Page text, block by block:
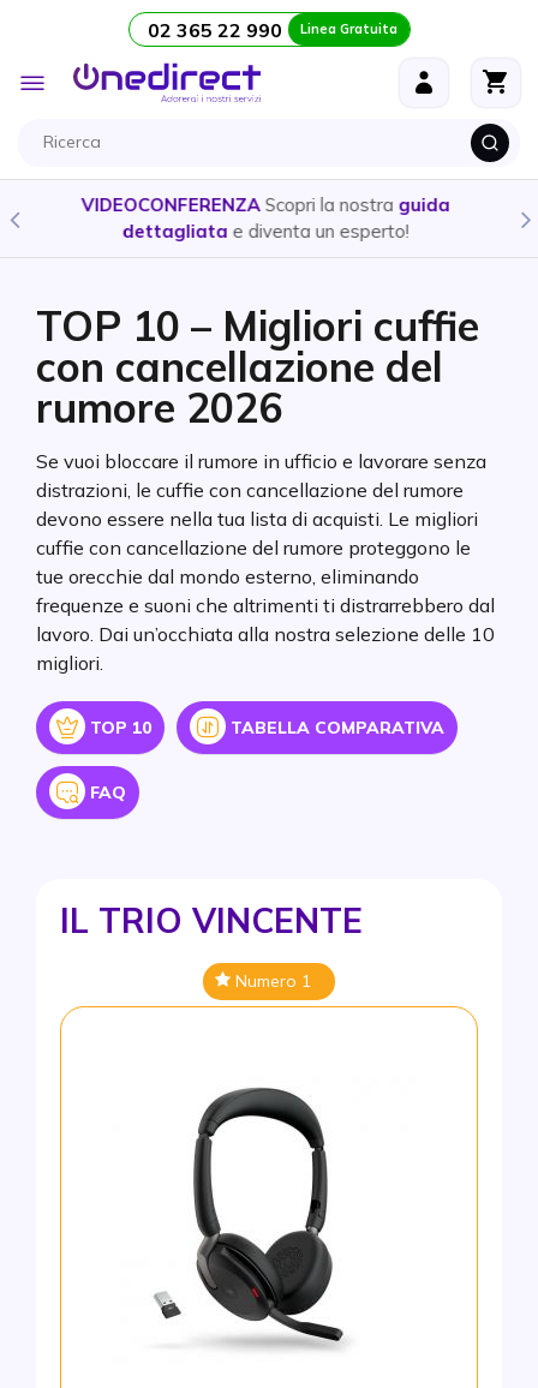
Salta al contenuto 02 365 22 990 Linea Gratuita
Toggle
Nav
CUFFIE E AURICOLARI- Ecco la guida per scegliere il
prodottopiù adatto alle tue esigenze
TOP 10 – Migliori cuffie
con cancellazione del
rumore 2026
Se vuoi bloccare il rumore in ufficio e lavorare senza
distrazioni, le cuffie con cancellazione del rumore
devono essere nella tua lista di acquisti. Le migliori
cuffie con cancellazione del rumore proteggono le
tue orecchie dal mondo esterno, eliminando
frequenze e suoni che altrimenti ti distrarrebbero dal
lavoro. Dai un’occhiata alla nostra selezione delle 10
migliori.
Icon
TOP 10 Icon
TABELLA COMPARATIVA
Icon
FAQ
IL TRIO VINCENTE
Numero 1